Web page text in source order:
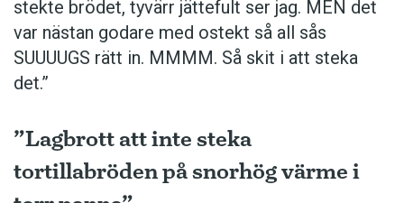
stekte brödet, tyvärr jättefult ser jag. MEN det
var nästan godare med ostekt så all sås
SUUUUGS rätt in. MMMM. Så skit i att steka
det.”
”Lagbrott att inte steka
tortillabröden på snorhög värme i